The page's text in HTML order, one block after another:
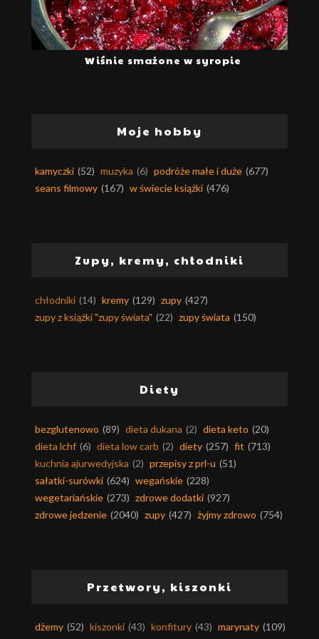
Wiśnie smażone w syropie
Moje hobby
kamyczki (52) muzyka (6) podróże małe i duże (677)
seans filmowy (167) w świecie książki (476)
Zupy, kremy, chłodniki
chłodniki (14) kremy (129) zupy (427)
zupy z książki "zupy świata" (22) zupy świata (150)
Diety
bezglutenowo (89) dieta dukana (2) dieta keto (20)
dieta lchf (6) dieta low carb (2) diety (257) fit (713)
kuchnia ajurwedyjska (2) przepisy z prl-u (51)
sałatki-surówki (624) wegańskie (228)
wegetariańskie (273) zdrowe dodatki (927)
zdrowe jedzenie (2040) zupy (427) żyjmy zdrowo (754)
Przetwory, kiszonki
dżemy (52) kiszonki (43) konfitury (43) marynaty (109)